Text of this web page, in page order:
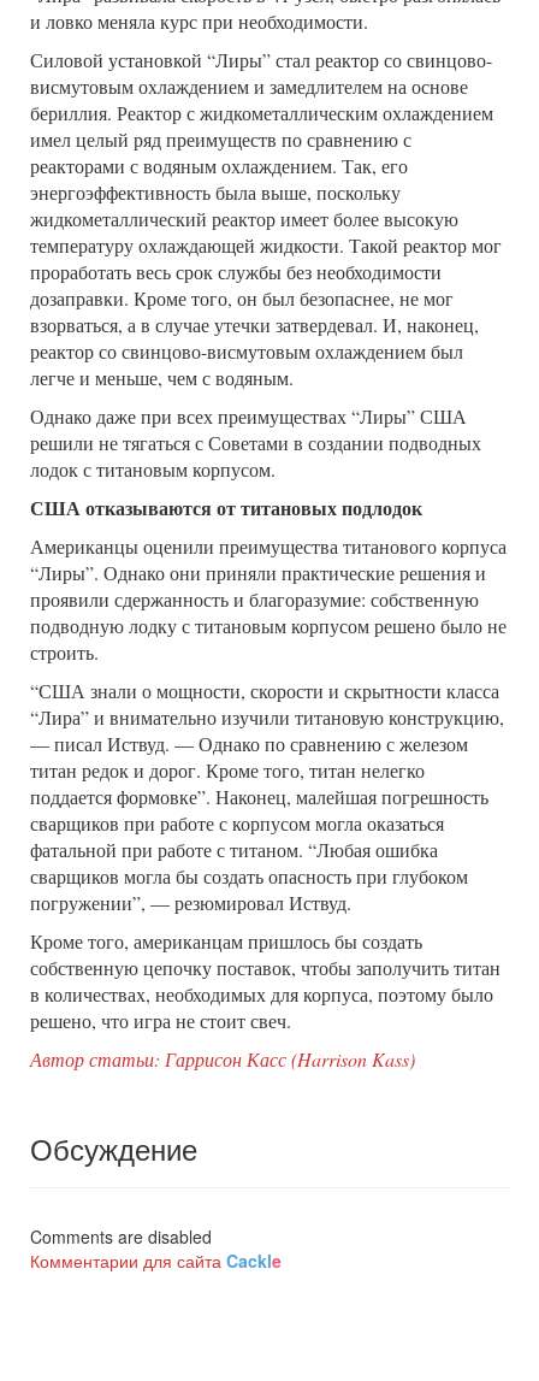
и ловко меняла курс при необходимости.
Силовой установкой “Лиры” стал реактор со свинцово-
висмутовым охлаждением и замедлителем на основе
бериллия. Реактор с жидкометаллическим охлаждением
имел целый ряд преимуществ по сравнению с
реакторами с водяным охлаждением. Так, его
энергоэффективность была выше, поскольку
жидкометаллический реактор имеет более высокую
температуру охлаждающей жидкости. Такой реактор мог
проработать весь срок службы без необходимости
дозаправки. Кроме того, он был безопаснее, не мог
взорваться, а в случае утечки затвердевал. И, наконец,
реактор со свинцово-висмутовым охлаждением был
легче и меньше, чем с водяным.
Однако даже при всех преимуществах “Лиры” США
решили не тягаться с Советами в создании подводных
лодок с титановым корпусом.
США отказываются от титановых подлодок
Американцы оценили преимущества титанового корпуса
“Лиры”. Однако они приняли практические решения и
проявили сдержанность и благоразумие: собственную
подводную лодку с титановым корпусом решено было не
строить.
“США знали о мощности, скорости и скрытности класса
“Лира” и внимательно изучили титановую конструкцию,
— писал Иствуд. — Однако по сравнению с железом
титан редок и дорог. Кроме того, титан нелегко
поддается формовке”. Наконец, малейшая погрешность
сварщиков при работе с корпусом могла оказаться
фатальной при работе с титаном. “Любая ошибка
сварщиков могла бы создать опасность при глубоком
погружении”, — резюмировал Иствуд.
Кроме того, американцам пришлось бы создать
собственную цепочку поставок, чтобы заполучить титан
в количествах, необходимых для корпуса, поэтому было
решено, что игра не стоит свеч.
Автор статьи: Гаррисон Касс (Harrison Kass)
Обсуждение
Comments are disabled
Комментарии для сайта Cackle